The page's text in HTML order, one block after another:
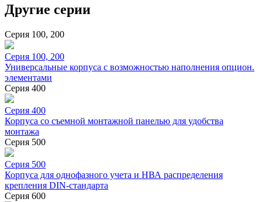
Другие серии
Серия 100, 200
Серия 100, 200
Универсальные корпуса с возможностью наполнения опцион.
элементами
Серия 400
Серия 400
Корпуса со съемной монтажной панелью для удобства
монтажа
Серия 500
Серия 500
Корпуса для однофазного учета и НВА распределения
крепления DIN-стандарта
Серия 600